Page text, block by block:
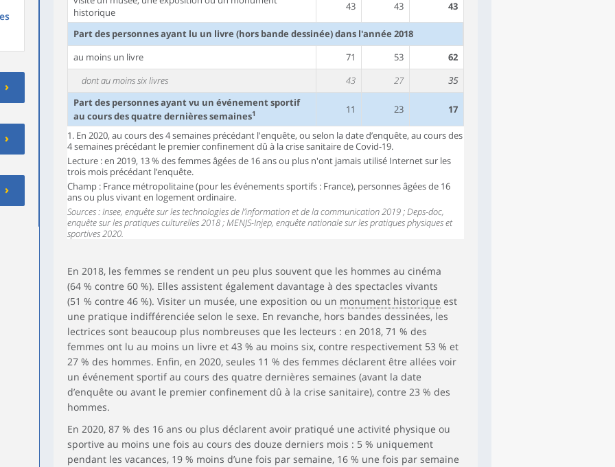
historique
43 43 43
Part des personnes ayant lu un livre (hors bande dessinée) dans l'année 2018
au moins un livre
71 53
62
dont au moins six livres
43 27
35
Part des personnes ayant vu un événement sportif
au cours des quatre dernières semaines1 11 23 17
1. En 2020, au cours des 4 semaines précédant l'enquête, ou selon la date d’enquête, au cours des
4 semaines précédant le premier confinement dû à la crise sanitaire de Covid-19.
Lecture : en 2019, 13 % des femmes âgées de 16 ans ou plus n'ont jamais utilisé Internet sur les
trois mois précédant l’enquête.
Champ : France métropolitaine (pour les événements sportifs : France), personnes âgées de 16
ans ou plus vivant en logement ordinaire.
Sources : Insee, enquête sur les technologies de l’information et de la communication 2019 ; Deps-doc,
enquête sur les pratiques culturelles 2018 ; MENJS-Injep, enquête nationale sur les pratiques physiques et
sportives 2020.
En 2018, les femmes se rendent un peu plus souvent que les hommes au cinéma
(64 % contre 60 %). Elles assistent également davantage à des spectacles vivants
(51 % contre 46 %). Visiter un musée, une exposition ou un monument historique est
une pratique indifférenciée selon le sexe. En revanche, hors bandes dessinées, les
lectrices sont beaucoup plus nombreuses que les lecteurs : en 2018, 71 % des
femmes ont lu au moins un livre et 43 % au moins six, contre respectivement 53 % et
27 % des hommes. Enfin, en 2020, seules 11 % des femmes déclarent être allées voir
un événement sportif au cours des quatre dernières semaines (avant la date
d’enquête ou avant le premier confinement dû à la crise sanitaire), contre 23 % des
hommes.
En 2020, 87 % des 16 ans ou plus déclarent avoir pratiqué une activité physique ou
sportive au moins une fois au cours des douze derniers mois : 5 % uniquement
pendant les vacances, 19 % moins d’une fois par semaine, 16 % une fois par semaine